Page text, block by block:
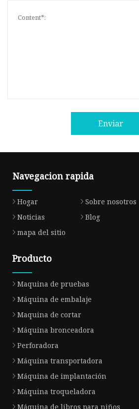
Enviar
Navegacion rapida
Hogar Sobre nosotros
Noticias
Blog
mapa del sitio
Producto
Maquina de pruebas
Máquina de embalaje
Maquina de cortar
Máquina bronceadora
Perforadora
Máquina transportadora
Máquina de implantación
Máquina troqueladora
Máquina de libros para niños